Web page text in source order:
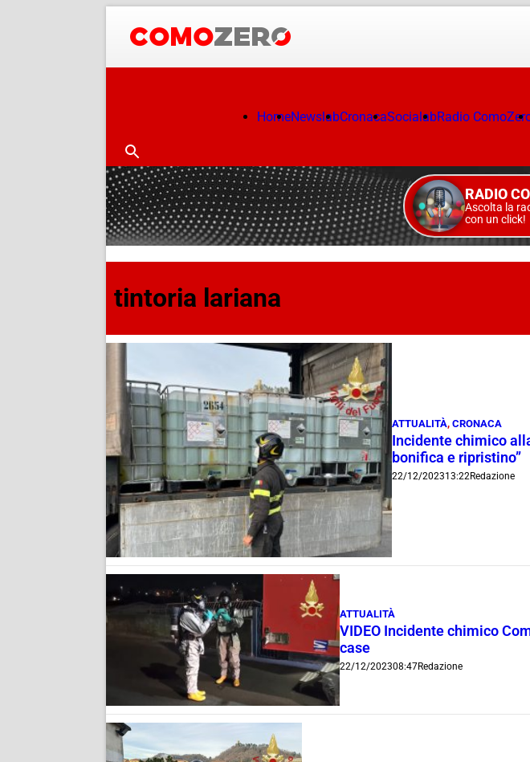
HomeNewslabCronacaSocialabRadio
RADIO
Ascolta la
con un click!
tintoria lariana
ATTUALITÀ,CRONACA
Incidente chimico
bonifica e ripristino”
22/12/202313:22Redazione
ATTUALITÀ
VIDEO Incidente chimico
case
22/12/202308:47Redazione